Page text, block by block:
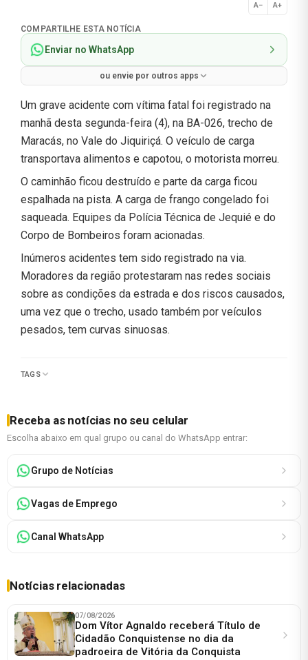
A− A+
Normal
COMPARTILHE ESTA NOTÍCIA
Enviar no WhatsApp
ou envie por outros apps
Um grave acidente com vítima fatal foi registrado na
manhã desta segunda-feira (4), na BA-026, trecho de
Maracás, no Vale do Jiquiriçá. O veículo de carga
transportava alimentos e capotou, o motorista morreu.
O caminhão ficou destruído e parte da carga ficou
espalhada na pista. A carga de frango congelado foi
saqueada. Equipes da Polícia Técnica de Jequié e do
Corpo de Bombeiros foram acionadas.
Inúmeros acidentes tem sido registrado na via.
Moradores da região protestaram nas redes sociais
sobre as condições da estrada e dos riscos causados,
uma vez que o trecho, usado também por veículos
pesados, tem curvas sinuosas.
TAGS
Receba as notícias no seu celular
Escolha abaixo em qual grupo ou canal do WhatsApp entrar:
Grupo de Notícias
Vagas de Emprego
Canal WhatsApp
Notícias relacionadas
07/08/2026
Dom Vítor Agnaldo receberá Título de
Cidadão Conquistense no dia da
padroeira de Vitória da Conquista